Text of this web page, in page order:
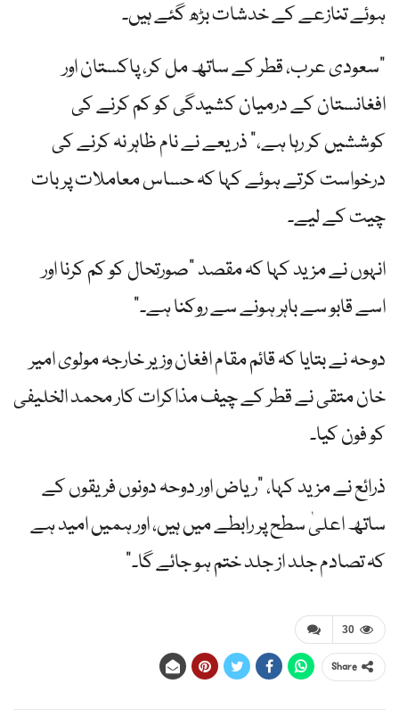
ہوئے تنازعے کے خدشات بڑھ گئے ہیں۔
"سعودی عرب، قطر کے ساتھ مل کر، پاکستان اور
افغانستان کے درمیان کشیدگی کو کم کرنے کی
کوششیں کر رہا ہے،” ذریعے نے نام ظاہر نہ کرنے کی
درخواست کرتے ہوئے کہا کہ حساس معاملات پر بات
چیت کے لیے۔
انہوں نے مزید کہا کہ مقصد "صورتحال کو کم کرنا اور
اسے قابو سے باہر ہونے سے روکنا ہے۔”
دوحہ نے بتایا کہ قائم مقام افغان وزیر خارجہ مولوی امیر
خان متقی نے قطر کے چیف مذاکرات کار محمد الخلیفی
کو فون کیا۔
ذرائع نے مزید کہا، "ریاض اور دوحہ دونوں فریقوں کے
ساتھ اعلیٰ سطح پر رابطے میں ہیں، اور ہمیں امید ہے
کہ تصادم جلد از جلد ختم ہو جائے گا۔”
30
Share